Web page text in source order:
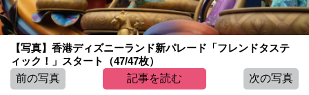
【写真】香港ディズニーランド新パレード「フレンドタステ
ィック！」スタート（47/47枚）
前の写真
記事を読む 次の写真